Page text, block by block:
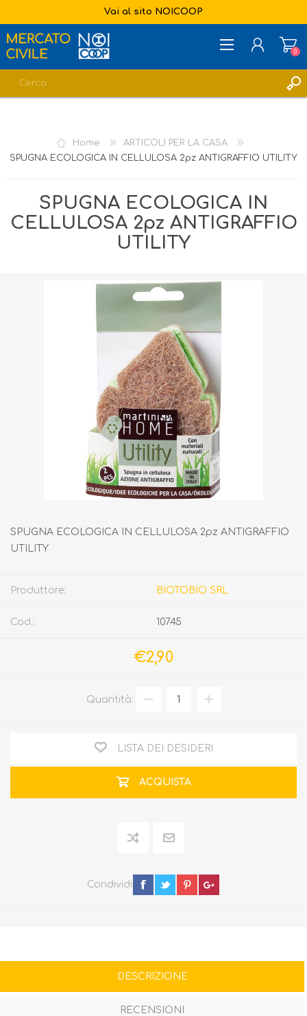
Vai al sito NOICOOP
LISTA DEI DESIDERI
0
Home
ARTICOLI PER LA CASA
SPUGNA ECOLOGICA IN CELLULOSA 2pz ANTIGRAFFIO UTILITY
SPUGNA ECOLOGICA IN
CELLULOSA 2pz ANTIGRAFFIO
UTILITY
SPUGNA ECOLOGICA IN CELLULOSA 2pz ANTIGRAFFIO
UTILITY
Produttore: BIOTOBIO SRL
Cod.: 10745
€2,90
Quantità:
LISTA DEI DESIDERI
ACQUISTA
Condividi
DESCRIZIONE
RECENSIONI